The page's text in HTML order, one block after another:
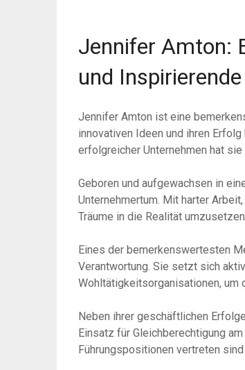
Jennifer Amton:
und
Jennifer Amton ist eine
innovativen Ideen und ihren
erfolgreicher Unternehmen hat
Geboren und aufgewachsen in
Unternehmertum. Mit harter
Träume in die Realität
Eines der bemerkenswertesten
Verantwortung. Sie setzt sich
Wohltätigkeitsorganisationen, um
Neben ihrer geschäftlichen
Einsatz für Gleichberechtigung
Führungspositionen vertreten